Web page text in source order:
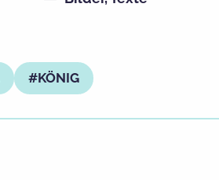
KÖNIG